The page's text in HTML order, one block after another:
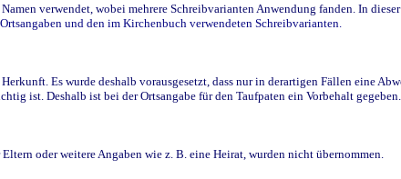
verwendet, wobei mehrere Schreibvarianten Anwendung fanden. In
und den im Kirchenbuch verwendeten Schreibvarianten.
Es wurde deshalb vorausgesetzt, dass nur in derartigen Fällen eine
ist. Deshalb ist bei der Ortsangabe für den Taufpaten ein Vorbehalt
oder weitere Angaben wie z. B. eine Heirat, wurden nicht übernommen.